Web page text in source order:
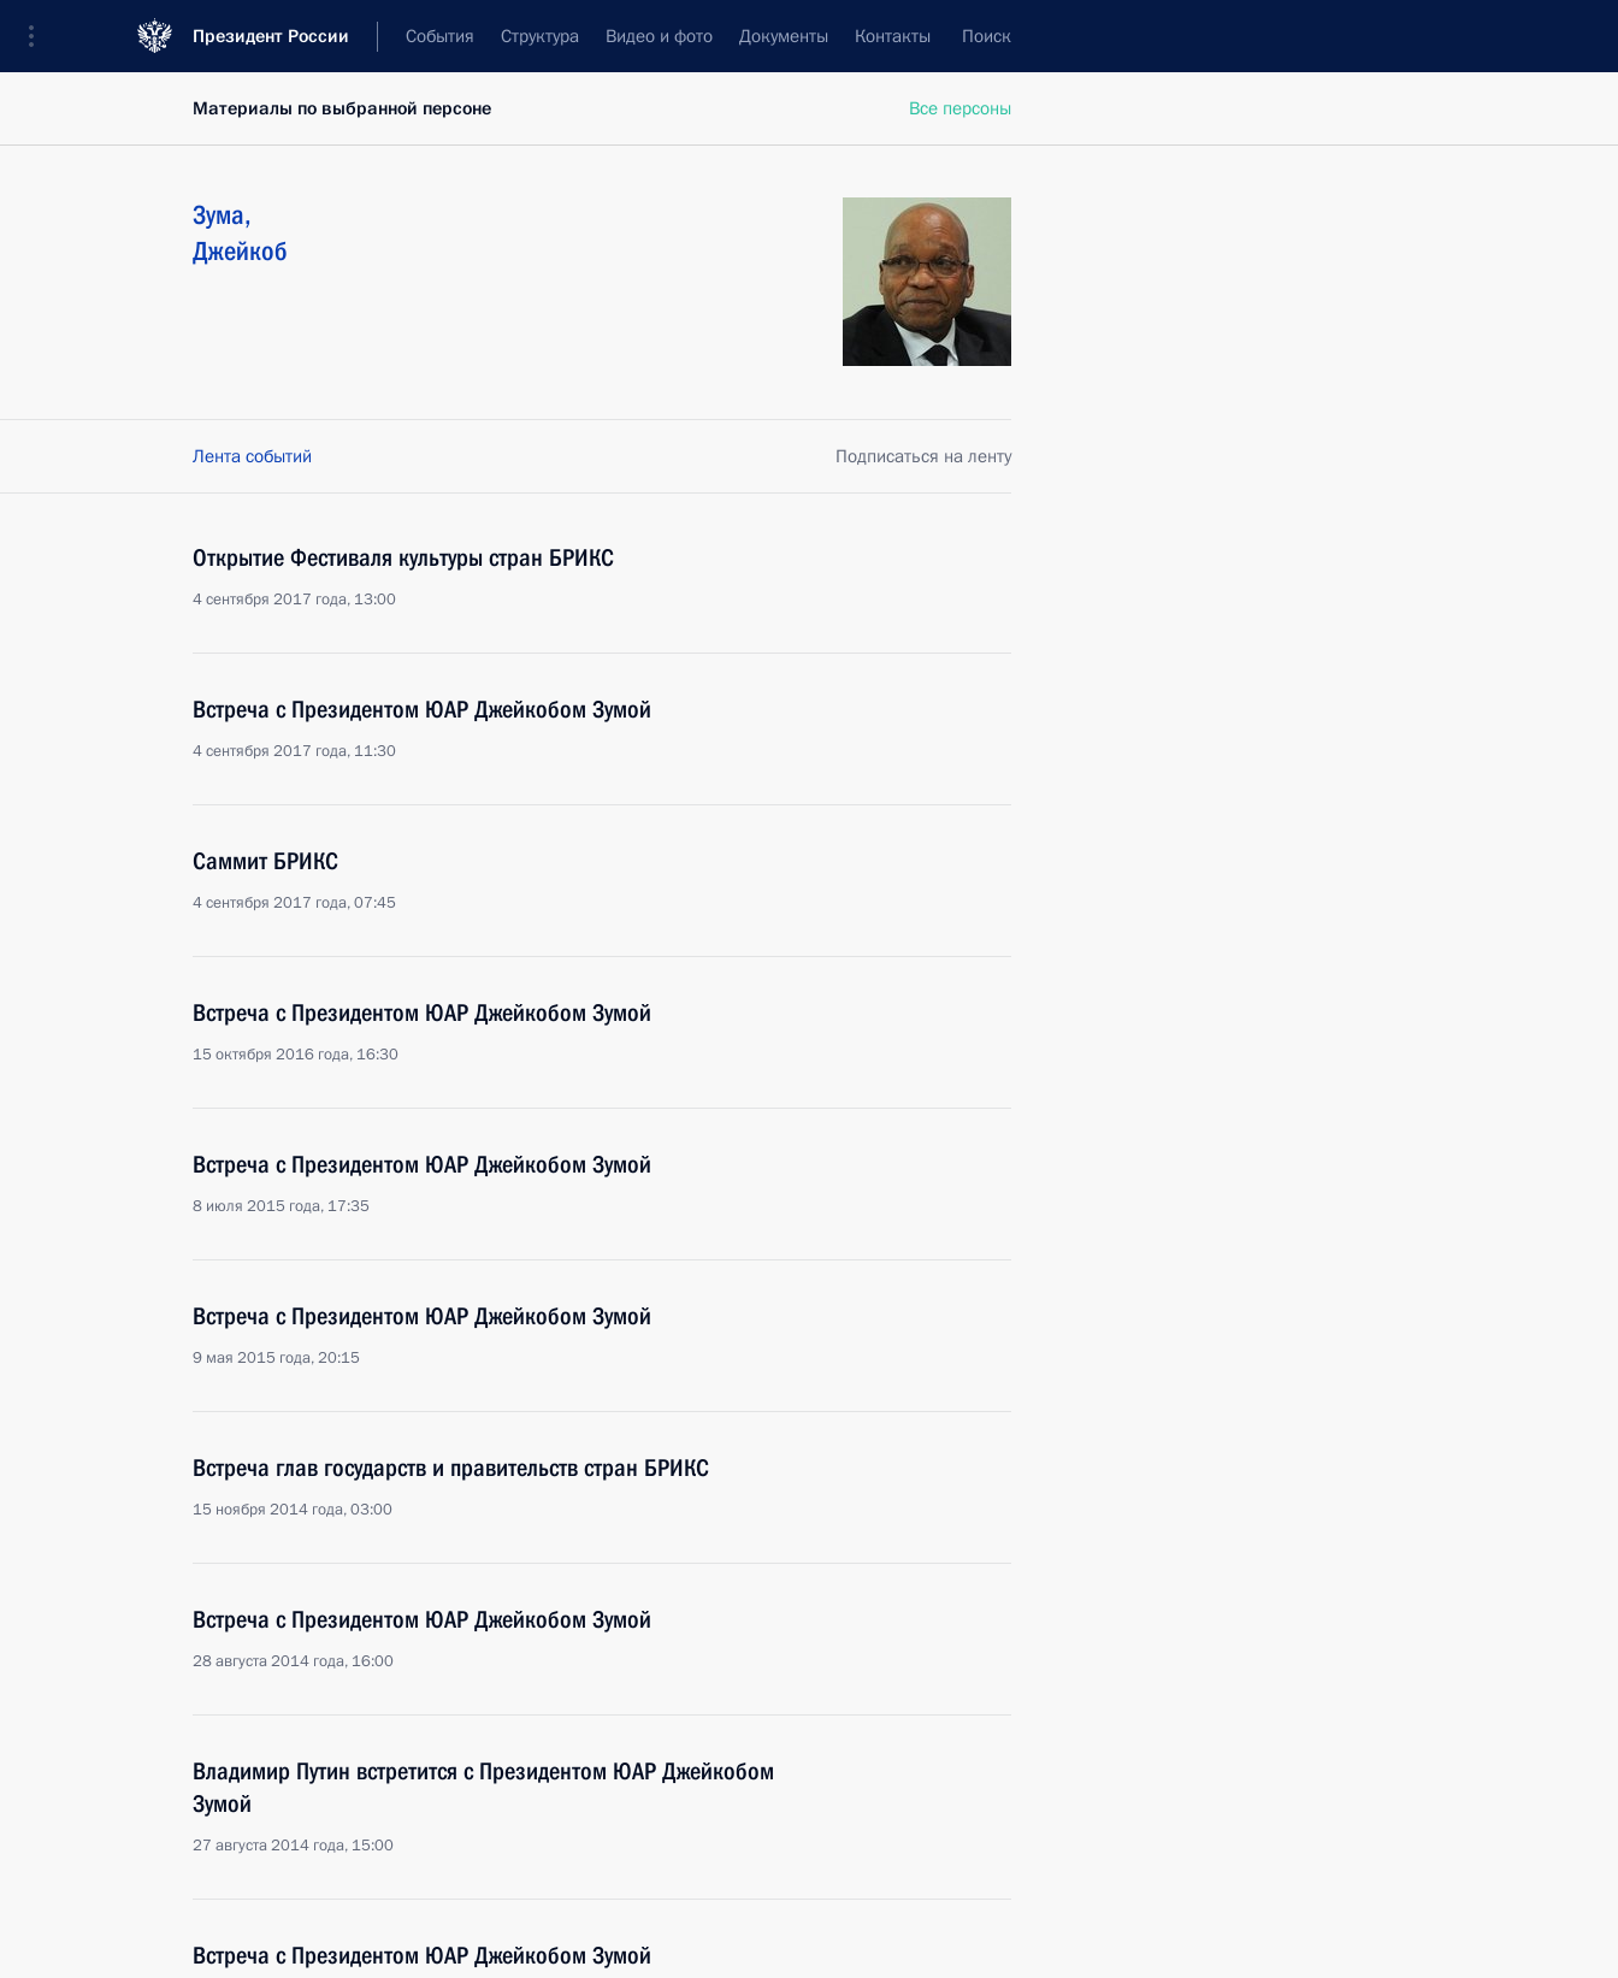
Президент России События Структура Видео и фото Документы Контакты Поиск
Все персоны
Материалы по выбранной персоне
Зума,
Джейкоб
Лента событий Подписаться на ленту
Открытие Фестиваля культуры стран БРИКС
4 сентября 2017 года, 13:00
Встреча с Президентом ЮАР Джейкобом Зумой
4 сентября 2017 года, 11:30
Саммит БРИКС
4 сентября 2017 года, 07:45
Встреча с Президентом ЮАР Джейкобом Зумой
15 октября 2016 года, 16:30
Встреча с Президентом ЮАР Джейкобом Зумой
8 июля 2015 года, 17:35
Встреча с Президентом ЮАР Джейкобом Зумой
9 мая 2015 года, 20:15
Встреча глав государств и правительств стран БРИКС
15 ноября 2014 года, 03:00
Встреча с Президентом ЮАР Джейкобом Зумой
28 августа 2014 года, 16:00
Владимир Путин встретится с Президентом ЮАР Джейкобом
Зумой
27 августа 2014 года, 15:00
Встреча с Президентом ЮАР Джейкобом Зумой